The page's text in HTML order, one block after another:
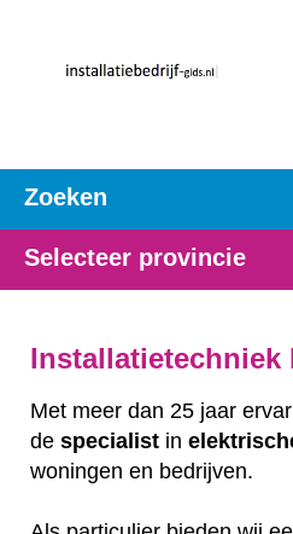
Zoeken
Selecteer provincie
Installatietechniek
Met meer dan 25 jaar
de specialist in
woningen en bedrijven.